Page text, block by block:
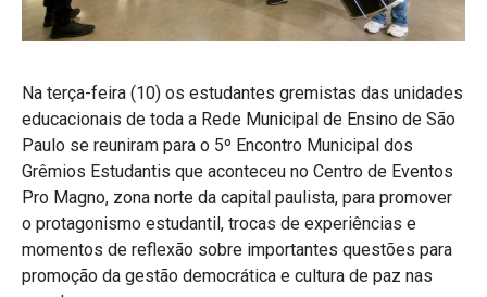
Na terça-feira (10) os estudantes gremistas das unidades
educacionais de toda a Rede Municipal de Ensino de São
Paulo se reuniram para o 5º Encontro Municipal dos
Grêmios Estudantis que aconteceu no Centro de Eventos
Pro Magno, zona norte da capital paulista, para promover
o protagonismo estudantil, trocas de experiências e
momentos de reflexão sobre importantes questões para
promoção da gestão democrática e cultura de paz nas